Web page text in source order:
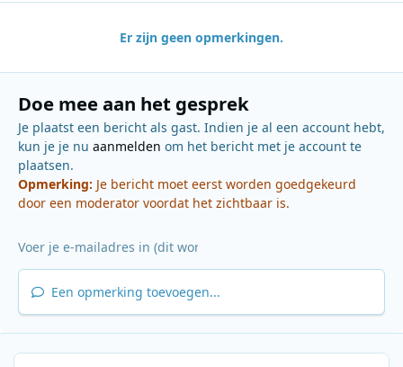
Er zijn geen opmerkingen.
Doe mee aan het gesprek
Je plaatst een bericht als gast. Indien je al een account hebt,
kun je je nu aanmelden om het bericht met je account te
plaatsen.
Opmerking: Je bericht moet eerst worden goedgekeurd
door een moderator voordat het zichtbaar is.
Een opmerking toevoegen...